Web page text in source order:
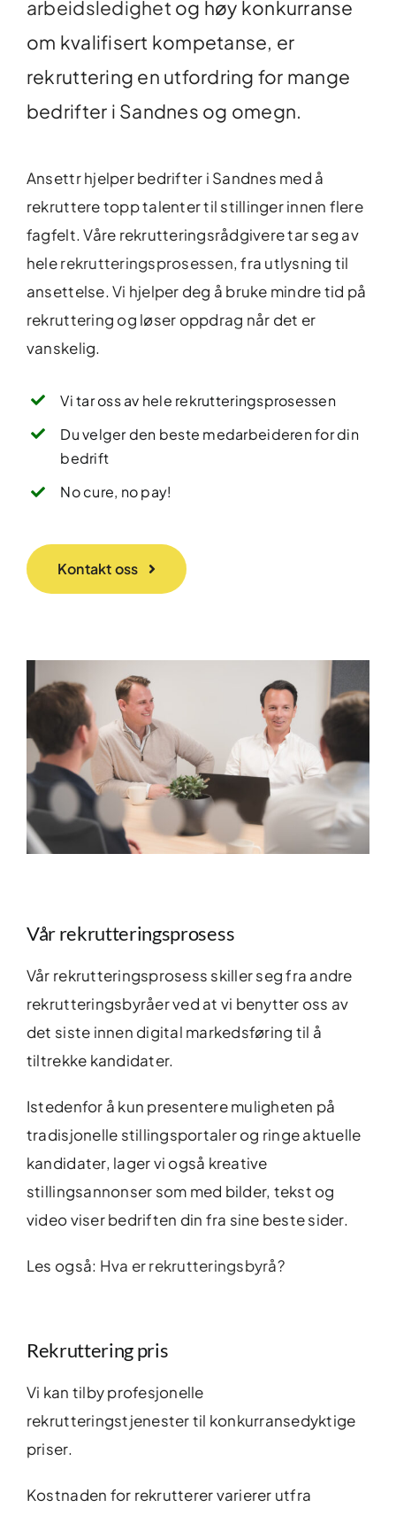
arbeidsledighet og høy konkurranse
om kvalifisert kompetanse, er
rekruttering en utfordring for mange
bedrifter i Sandnes og omegn.
Ansettr hjelper bedrifter i Sandnes med å
rekruttere topp talenter til stillinger innen flere
fagfelt. Våre rekrutteringsrådgivere tar seg av
helerekrutteringsprosessen, fra utlysning til
ansettelse. Vi hjelper deg å bruke mindre tid på
rekruttering og løser oppdrag når det er
vanskelig.
Vi tar oss av hele rekrutteringsprosessen
Du velger den beste medarbeideren for din
bedrift
No cure, no pay!
Kontakt oss
Vår rekrutteringsprosess
Vår rekrutteringsprosess skiller seg fra andre
rekrutteringsbyråer ved at vi benytter oss av
det siste innen digital markedsføring til å
tiltrekke kandidater.
Istedenfor å kun presentere muligheten på
tradisjonelle stillingsportaler og ringe aktuelle
kandidater, lager vi også kreative
stillingsannonser som med bilder, tekst og
video viser bedriften din fra sine beste sider.
Les også: Hva er rekrutteringsbyrå?
Rekruttering pris
Vi kan tilby profesjonelle
rekrutteringstjenester til konkurransedyktige
priser.
Kostnaden for rekrutterer varierer utfra